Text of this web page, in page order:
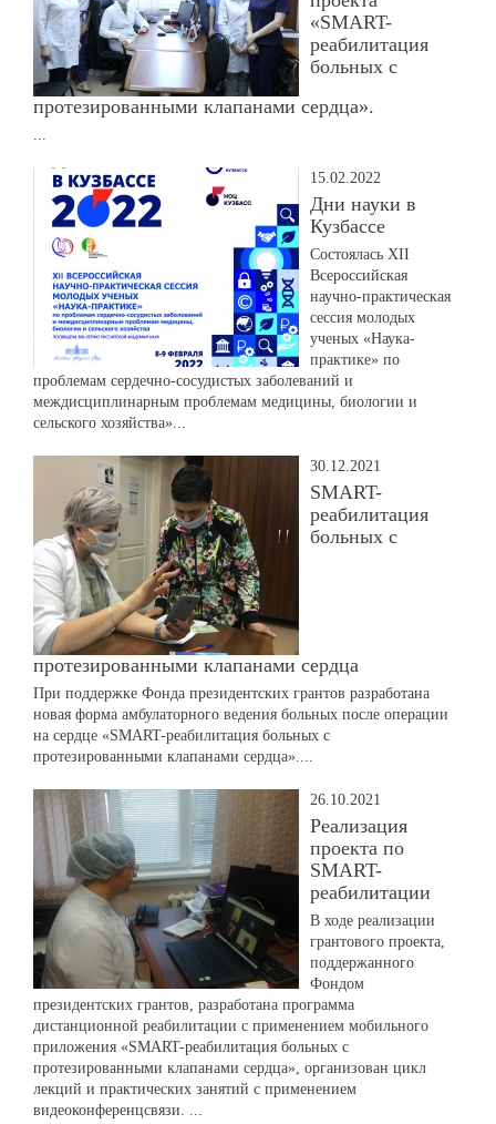
«SMART-
реабилитация
больных с
протезированными клапанами сердца».
...
15.02.2022
Дни науки в
Кузбассе
Состоялась XII
Всероссийская
научно-практическая
сессия молодых
ученых «Наука-
практике» по
проблемам сердечно-сосудистых заболеваний и
междисциплинарным проблемам медицины, биологии и
сельского хозяйства»...
30.12.2021
SMART-
реабилитация
больных с
протезированными клапанами сердца
При поддержке Фонда президентских грантов разработана
новая форма амбулаторного ведения больных после операции
на сердце «SMART-реабилитация больных с
протезированными клапанами сердца»....
26.10.2021
Реализация
проекта по
SMART-
реабилитации
В ходе реализации
грантового проекта,
поддержанного
Фондом
президентских грантов, разработана программа
дистанционной реабилитации с применением мобильного
приложения «SMART-реабилитация больных с
протезированными клапанами сердца», организован цикл
лекций и практических занятий с применением
видеоконференцсвязи. ...